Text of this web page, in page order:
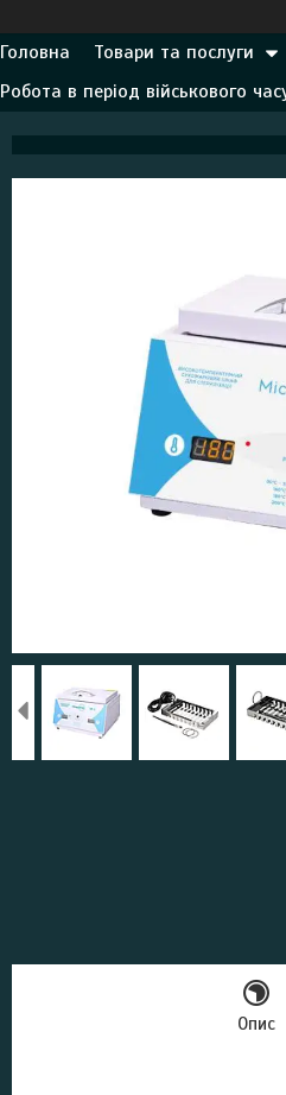
Головна Товари та послуги
Робота в період військового
Опис